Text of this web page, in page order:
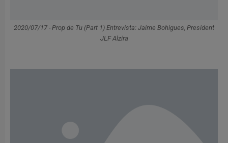
2020/07/17 - Prop de Tu (Part 1) Entrevista: Jaime Bohigues, President
JLF Alzira